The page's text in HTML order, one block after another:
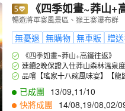
《四季如畫~莽山
舟」懸崖溫泉 「莽山國
天團（GFSFN03XN）
暢遊將軍寨風景區、猴王寨瀑布群
無憂退 無購物 無車販 贈
《四季如畫~莽山+高鐵往返》
連續2晚保證入住莽山森林溫泉
品嚐【瑤家十八碗風味宴】【龍
已成團 13/09,11/10
快將成團 14/08,19/08,02/